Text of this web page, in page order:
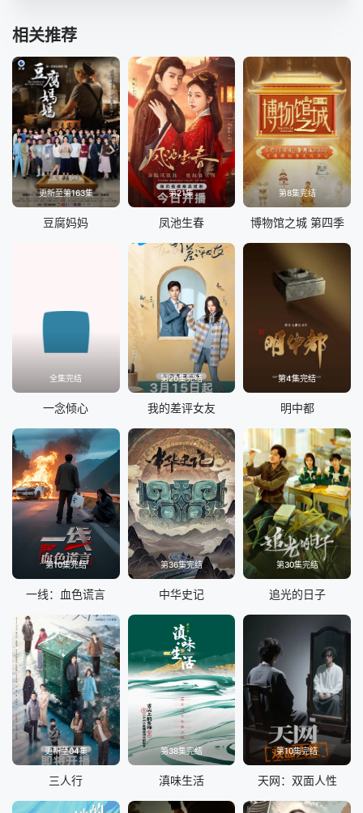
相关推荐
更新至第163集
豆腐妈妈
第21集
凤池生春
第8集完结
博物馆之城 第四季
全集完结
一念倾心
第20集完结
我的差评女友
第4集完结
明中都
第10集完结
一线：血色谎言
第36集完结
中华史记
第30集完结
追光的日子
更新至04集
三人行
第38集完结
滇味生活
第10集完结
天网：双面人性